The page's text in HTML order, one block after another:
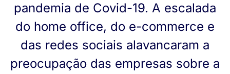
pandemia de Covid-19. A escalada
do home office, do e-commerce e
das redes sociais alavancaram a
preocupação das empresas sobre a